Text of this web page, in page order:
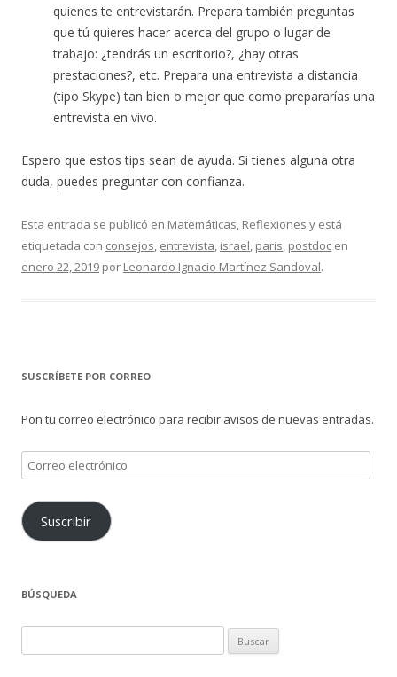
quienes te entrevistarán. Prepara también preguntas
que tú quieres hacer acerca del grupo o lugar de
trabajo: ¿tendrás un escritorio?, ¿hay otras
prestaciones?, etc. Prepara una entrevista a distancia
(tipo Skype) tan bien o mejor que como prepararías una
entrevista en vivo.
Espero que estos tips sean de ayuda. Si tienes alguna otra
duda, puedes preguntar con confianza.
Esta entrada se publicó en Matemáticas, Reflexiones y está
etiquetada con consejos, entrevista, israel, paris, postdoc en
enero 22, 2019 por Leonardo Ignacio Martínez Sandoval.
SUSCRÍBETE POR CORREO
Pon tu correo electrónico para recibir avisos de nuevas entradas.
Correo
electrónico
Suscribir
BÚSQUEDA